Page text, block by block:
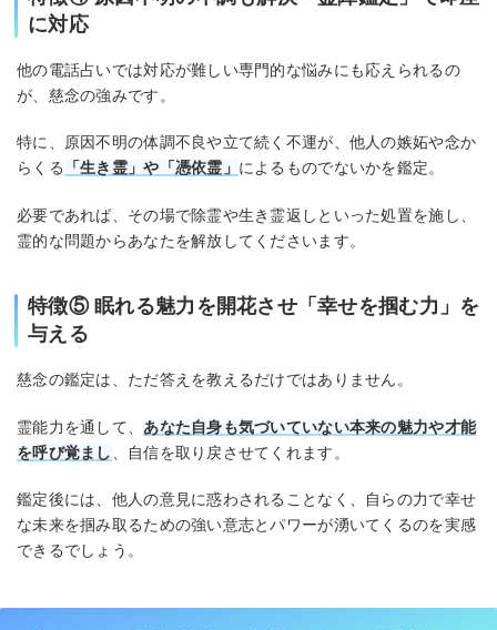
に対応
他の電話占いでは対応が難しい専門的な悩みにも応えられるの
が、慈念の強みです。
特に、原因不明の体調不良や立て続く不運が、他人の嫉妬や念か
らくる
「生き霊」や「憑依霊」 によるものでないかを鑑定。
必要であれば、その場で除霊や生き霊返しといった処置を施し、
霊的な問題からあなたを解放してくださいます。
特徴⑤ 眠れる魅力を開花させ「幸せを掴む力」を
与える
慈念の鑑定は、ただ答えを教えるだけではありません。
霊能力を通して、 あなた自身も気づいていない本来の魅力や才能
を呼び覚まし
、自信を取り戻させてくれます。
鑑定後には、他人の意見に惑わされることなく、自らの力で幸せ
な未来を掴み取るための強い意志とパワーが湧いてくるのを実感
できるでしょう。